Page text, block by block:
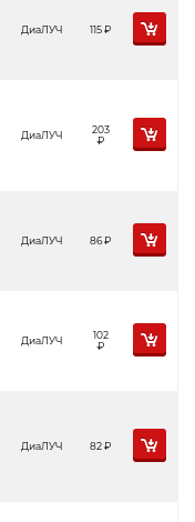
ДиаЛУЧ 115Р
ДиаЛУЧ
203
Р
ДиаЛУЧ 86Р
ДиаЛУЧ
102
Р
ДиаЛУЧ 82Р